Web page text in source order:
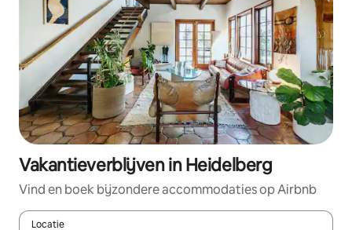
Vakantieverblijven in Heidelberg
Vind en boek bijzondere accommodaties op Airbnb
Locatie